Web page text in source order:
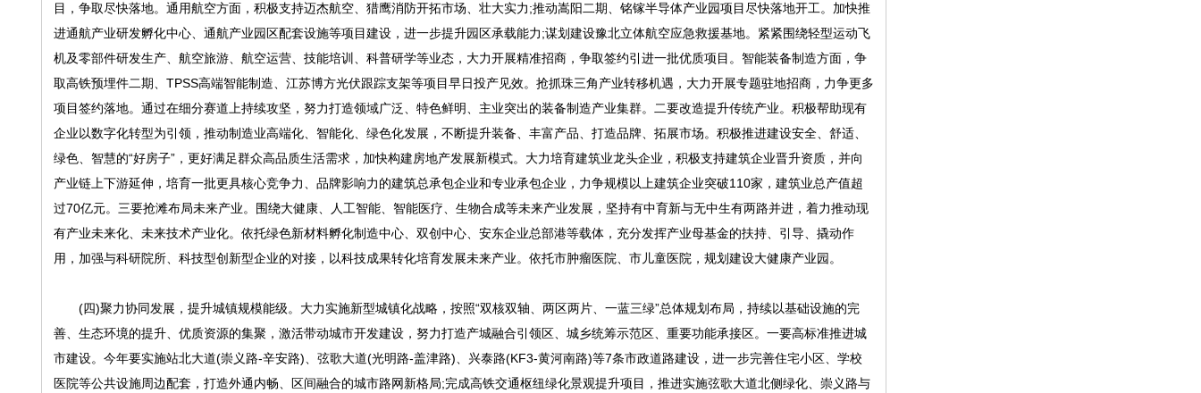
目，争取尽快落地。通用航空方面，积极支持迈杰航空、猎鹰消防开拓市场、壮大实力;推动嵩阳二期、铭镓半导体产业园项目尽快落地开工。加快推
进通航产业研发孵化中心、通航产业园区配套设施等项目建设，进一步提升园区承载能力;谋划建设豫北立体航空应急救援基地。紧紧围绕轻型运动飞
机及零部件研发生产、航空旅游、航空运营、技能培训、科普研学等业态，大力开展精准招商，争取签约引进一批优质项目。智能装备制造方面，争
取高铁预埋件二期、TPSS高端智能制造、江苏博方光伏跟踪支架等项目早日投产见效。抢抓珠三角产业转移机遇，大力开展专题驻地招商，力争更多
项目签约落地。通过在细分赛道上持续攻坚，努力打造领域广泛、特色鲜明、主业突出的装备制造产业集群。二要改造提升传统产业。积极帮助现有
企业以数字化转型为引领，推动制造业高端化、智能化、绿色化发展，不断提升装备、丰富产品、打造品牌、拓展市场。积极推进建设安全、舒适、
绿色、智慧的“好房子”，更好满足群众高品质生活需求，加快构建房地产发展新模式。大力培育建筑业龙头企业，积极支持建筑企业晋升资质，并向
产业链上下游延伸，培育一批更具核心竞争力、品牌影响力的建筑总承包企业和专业承包企业，力争规模以上建筑企业突破110家，建筑业总产值超
过70亿元。三要抢滩布局未来产业。围绕大健康、人工智能、智能医疗、生物合成等未来产业发展，坚持有中育新与无中生有两路并进，着力推动现
有产业未来化、未来技术产业化。依托绿色新材料孵化制造中心、双创中心、安东企业总部港等载体，充分发挥产业母基金的扶持、引导、撬动作
用，加强与科研院所、科技型创新型企业的对接，以科技成果转化培育发展未来产业。依托市肿瘤医院、市儿童医院，规划建设大健康产业园。
(四)聚力协同发展，提升城镇规模能级。大力实施新型城镇化战略，按照“双核双轴、两区两片、一蓝三绿”总体规划布局，持续以基础设施的完
善、生态环境的提升、优质资源的集聚，激活带动城市开发建设，努力打造产城融合引领区、城乡统筹示范区、重要功能承接区。一要高标准推进城
市建设。今年要实施站北大道(崇义路-辛安路)、弦歌大道(光明路-盖津路)、兴泰路(KF3-黄河南路)等7条市政道路建设，进一步完善住宅小区、学校
医院等公共设施周边配套，打造外通内畅、区间融合的城市路网新格局;完成高铁交通枢纽绿化景观提升项目，推进实施弦歌大道北侧绿化、崇义路与